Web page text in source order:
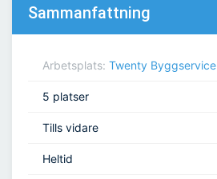
Sammanfattning
Arbetsplats: Twenty Byggservice
5 platser
Tills vidare
Heltid